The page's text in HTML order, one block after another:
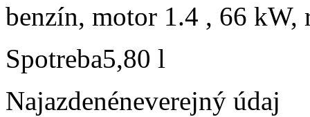
benzín, motor 1.4 , 66 kW,
Spotreba5,80 l
Najazdenéneverejný údaj